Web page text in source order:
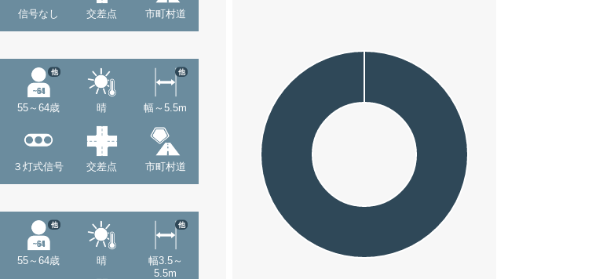
信号なし 交差点 市町村道
55～64歳
他
晴 幅～5.5m
他
３灯式信号 交差点 市町村道
55～64歳
他
晴
幅3.5～
5.5m
他